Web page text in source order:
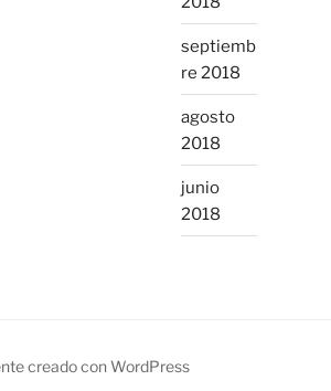
septiemb
re 2018
agosto
2018
junio
2018
creado con WordPress